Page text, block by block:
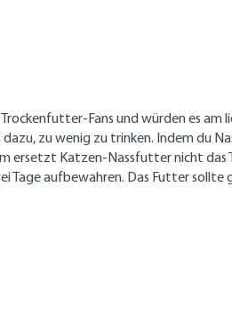
Fans und würden es am
dazu, zu wenig zu trinken. Indem du
Katzen-Nassfutter nicht das
aufbewahren. Das Futter sollte